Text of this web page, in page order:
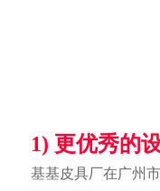
1) 更优秀的
基基皮具厂在广州